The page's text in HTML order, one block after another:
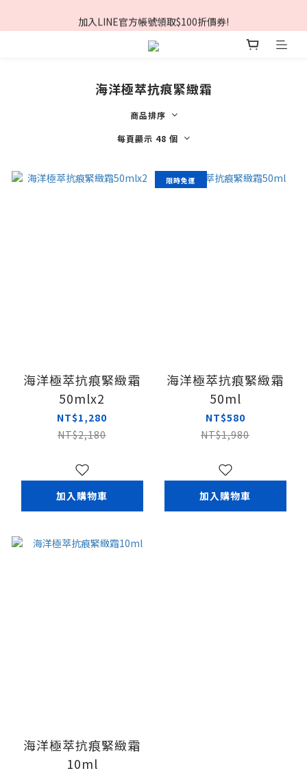
夏日美肌節🏖️輸入折扣碼現折$168❗
加入LINE官方帳號領取$100折價券!
夏日美肌節🏖️輸入折扣碼現折$168❗
海洋極萃抗痕緊緻霜
商品排序
每頁顯示 48 個
海洋極萃抗痕緊緻霜
50mlx2
NT$1,280
NT$2,180
加入購物車
限時免運
海洋極萃抗痕緊緻霜
50ml
NT$580
NT$1,980
加入購物車
海洋極萃抗痕緊緻霜
10ml